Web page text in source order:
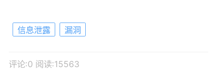
信息泄露 漏洞
评论:0 阅读:15563